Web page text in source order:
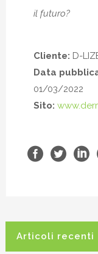
il futuro?
Cliente: D-
Data
01/03/2022
Sito:
Articoli recenti